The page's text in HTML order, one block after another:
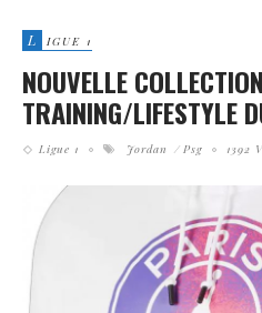
L IGUE 1
NOUVELLE COLLECTION
TRAINING/LIFESTYLE
Ligue 1 Jordan Psg 1392